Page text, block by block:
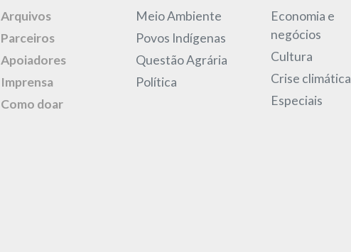
Arquivos
Parceiros
Apoiadores
Imprensa
Como doar
Meio Ambiente
Povos Indígenas
Questão Agrária
Política
Economia e
negócios
Cultura
Crise climática
Especiais